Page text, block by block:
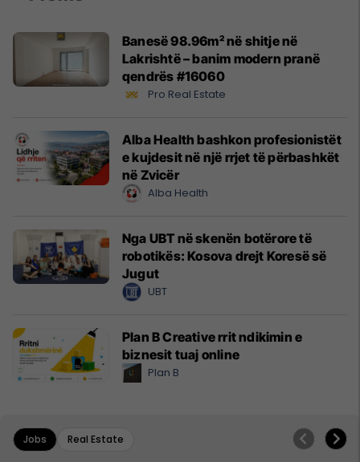
Banesë 98.96m² në shitje në
Lakrishtë – banim modern pranë
qendrës #16060
Pro Real Estate
Alba Health bashkon profesionistët
e kujdesit në një rrjet të përbashkët
në Zvicër
Alba Health
Nga UBT në skenën botërore të
robotikës: Kosova drejt Koresë së
Jugut
UBT
Plan B Creative rrit ndikimin e
biznesit tuaj online
Plan B
Jobs Real Estate